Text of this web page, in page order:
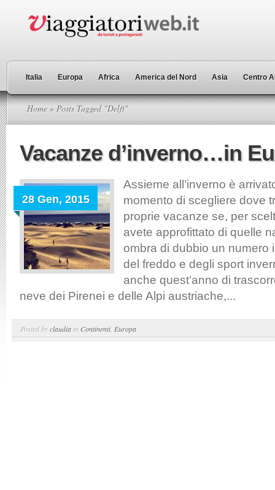
Italia Europa Africa America del Nord Asia Centro
Home » Posts Tagged "Delft"
Vacanze d’inverno…in
28 Gen, 2015
Assieme all’inverno è
momento di scegliere dove
proprie vacanze se, per
avete approfittato di quelle
ombra di dubbio un numero
del freddo e degli sport
anche quest’anno di
neve dei Pirenei e delle Alpi austriache,...
Posted byclaudia in Continenti, Europa